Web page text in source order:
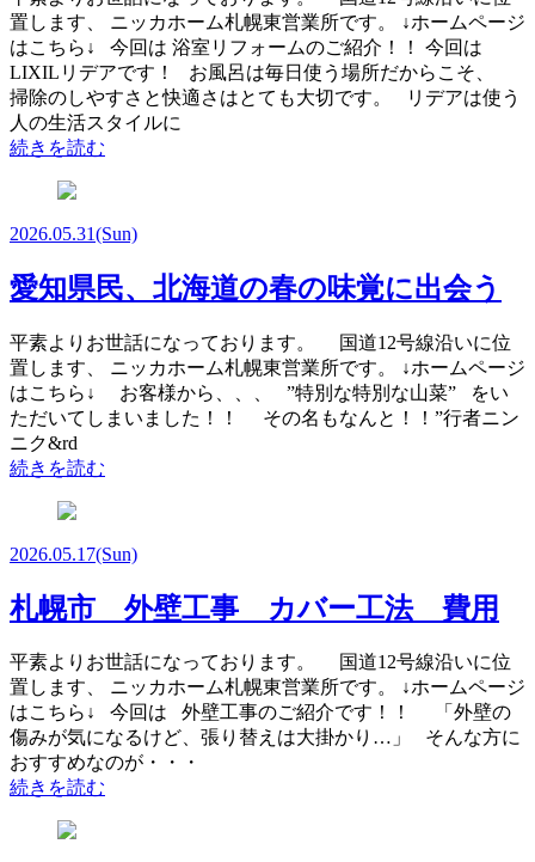
置します、 ニッカホーム札幌東営業所です。 ↓ホームページ
はこちら↓ 今回は 浴室リフォームのご紹介！！ 今回は
LIXILリデアです！ お風呂は毎日使う場所だからこそ、
掃除のしやすさと快適さはとても大切です。 リデアは使う
人の生活スタイルに
続きを読む
2026.05.31(Sun)
愛知県民、北海道の春の味覚に出会う
平素よりお世話になっております。 国道12号線沿いに位
置します、 ニッカホーム札幌東営業所です。 ↓ホームページ
はこちら↓ お客様から、、、 ”特別な特別な山菜” をい
ただいてしまいました！！ その名もなんと！！”行者ニン
ニク&rd
続きを読む
2026.05.17(Sun)
札幌市 外壁工事 カバー工法 費用
平素よりお世話になっております。 国道12号線沿いに位
置します、 ニッカホーム札幌東営業所です。 ↓ホームページ
はこちら↓ 今回は 外壁工事のご紹介です！！ 「外壁の
傷みが気になるけど、張り替えは大掛かり…」 そんな方に
おすすめなのが・・・
続きを読む